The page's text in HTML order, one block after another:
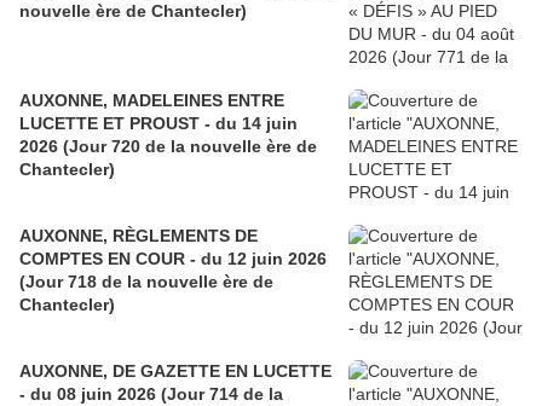
nouvelle ère de Chantecler)
AUXONNE, MADELEINES ENTRE
LUCETTE ET PROUST - du 14 juin
2026 (Jour 720 de la nouvelle ère de
Chantecler)
AUXONNE, RÈGLEMENTS DE
COMPTES EN COUR - du 12 juin 2026
(Jour 718 de la nouvelle ère de
Chantecler)
AUXONNE, DE GAZETTE EN LUCETTE
- du 08 juin 2026 (Jour 714 de la